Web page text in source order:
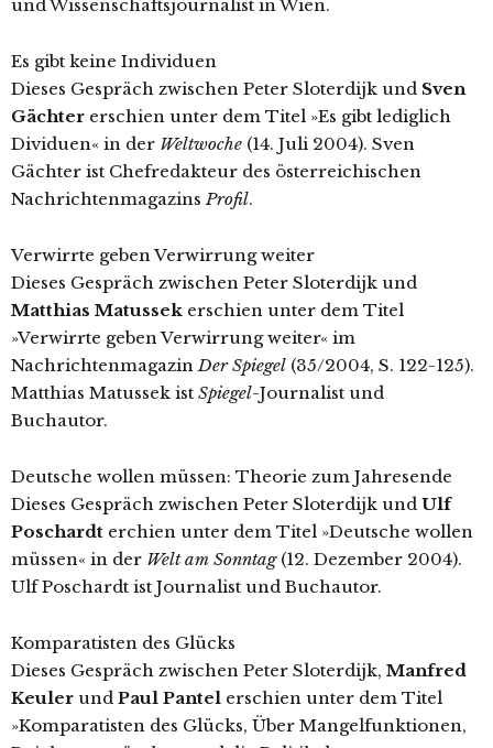
und Wissenschaftsjournalist in Wien.
Es gibt keine Individuen
Dieses Gespräch zwischen Peter Sloterdijk und Sven
Gächter erschien unter dem Titel »Es gibt lediglich
Dividuen« in der Weltwoche (14. Juli 2004). Sven
Gächter ist Chefredakteur des österreichischen
NachrichtenmagazinsProfil.
Verwirrte geben Verwirrung weiter
Dieses Gespräch zwischen Peter Sloterdijk und
Matthias Matussek erschien unter dem Titel
»Verwirrte geben Verwirrung weiter« im
NachrichtenmagazinDer Spiegel (35/2004, S. 122-125).
Matthias Matussek ist Spiegel-Journalist und
Buchautor.
Deutsche wollen müssen: Theorie zum Jahresende
Dieses Gespräch zwischen Peter Sloterdijk und Ulf
Poschardt erchien unter dem Titel »Deutsche wollen
müssen« in der Welt am Sonntag(12. Dezember 2004).
Ulf Poschardt ist Journalist und Buchautor.
Komparatisten des Glücks
Dieses Gespräch zwischen Peter Sloterdijk, Manfred
Keuler und Paul Pantel erschien unter dem Titel
»Komparatisten des Glücks, Über Mangelfunktionen,